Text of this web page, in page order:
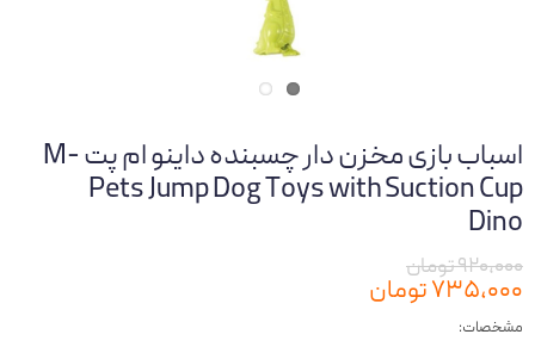
اسباب بازی مخزن دار چسبنده داینو ام پت M-
Pets Jump Dog Toys with Suction Cup
Dino
۹۲۰,۰۰۰ تومان
۷۳۵,۰۰۰ تومان
مشخصات: